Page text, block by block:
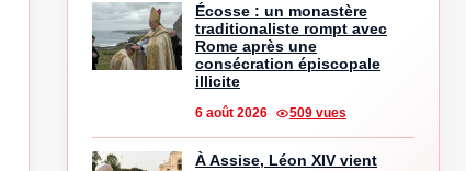
Écosse : un monastère
traditionaliste rompt avec
Rome après une
consécration épiscopale
illicite
6 août 2026 509 vues
À Assise, Léon XIV vient